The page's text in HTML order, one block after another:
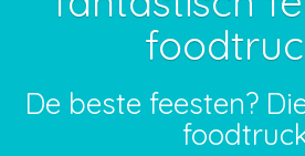
De beste feesten?